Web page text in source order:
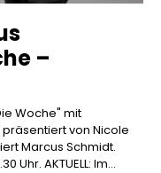
–
Woche" mit
von Nicole
Marcus Schmidt.
Sendetermin ist immer montags ab 18.30 Uhr. AKTUELL: Im...